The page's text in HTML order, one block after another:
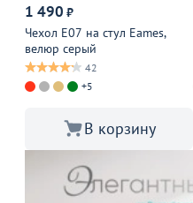
1 490 ₽
Чехол Е07 на стул Eames,
велюр серый
42
+5
В корзину